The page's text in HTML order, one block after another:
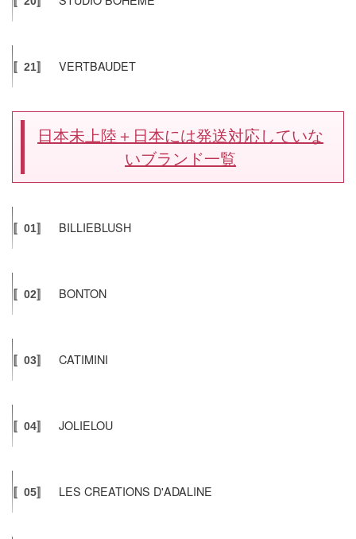
〚21〛 VERTBAUDET
日本未上陸＋日本には発送対応していな
いブランド一覧
〚01〛 BILLIEBLUSH
〚02〛 BONTON
〚03〛 CATIMINI
〚04〛 JOLIELOU
〚05〛 LES CREATIONS D'ADALINE